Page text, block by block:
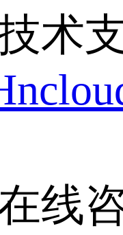
术
线